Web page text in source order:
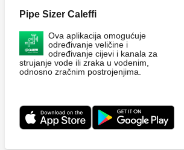
Pipe Sizer Caleffi
Ova aplikacija omogućuje
određivanje veličine i
određivanje cijevi i kanala za
strujanje vode ili zraka u vodenim,
odnosno zračnim postrojenjima.